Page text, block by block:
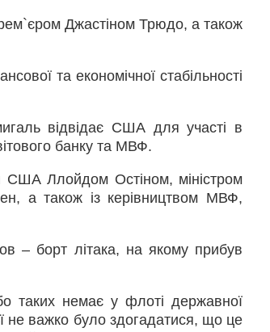
Джастіном Трюдо, а також
та економічної стабільності
відвідає США для участі в
банку та МВФ.
США Ллойдом Остіном, міністром
а також із керівництвом МВФ,
– борт літака, на якому прибув
таких немає у флоті державної
не важко було здогадатися, що це